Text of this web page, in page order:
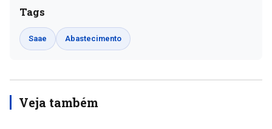
Tags
Saae Abastecimento
Veja também